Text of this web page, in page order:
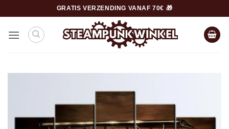
naar
inhoud
GRATIS VERZENDING VANAF 70€ 🎁